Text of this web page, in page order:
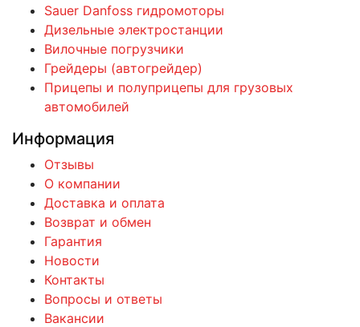
Sauer Danfoss гидромоторы
Дизельные электростанции
Вилочные погрузчики
Грейдеры (автогрейдер)
Прицепы и полуприцепы для грузовых
автомобилей
Информация
Отзывы
О компании
Доставка и оплата
Возврат и обмен
Гарантия
Новости
Контакты
Вопросы и ответы
Вакансии